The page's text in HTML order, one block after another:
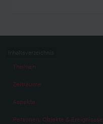
Themen
Zeiträume
Aspekte
Personen, Objekte & Ereignissse